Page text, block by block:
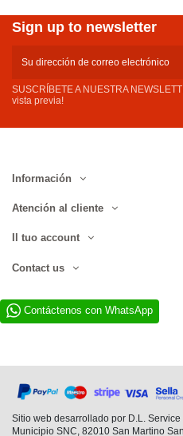
Sign up to newsletter
SUSCRÍBETE A NUESTRA
vista previa!
Información
Atención al cliente
Il tuo account
Contact us
Contáctenos con WhatsApp
Sitio web desarrollado por D.L. Service
Municipio SNC, 82010 San Martino